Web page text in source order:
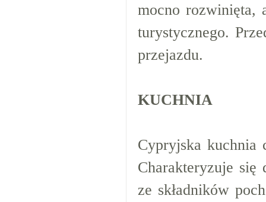
mocno rozwinięta,
turystycznego.
przejazdu.
KUCHNIA
Cypryjska kuchnia
Charakteryzuje
ze składników